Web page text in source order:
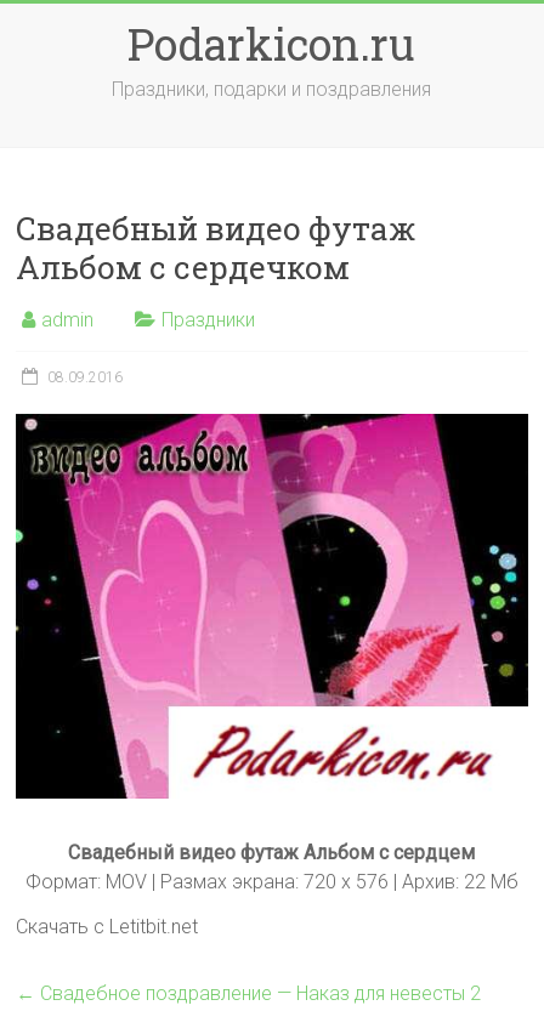
Podarkicon.ru
Праздники, подарки и поздравления
Свадебный видео футаж
Альбом с сердечком
admin Праздники
08.09.2016
Свадебный видео футаж Альбом с сердцем
Формат: MOV | Размах экрана: 720 x 576 | Архив: 22 Мб
Скачать с Letitbit.net
← Свадебное поздравление — Наказ для невесты 2